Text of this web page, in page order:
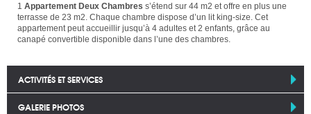
1 Appartement Deux Chambres s’étend sur 44 m2 et offre en plus une
terrasse de 23 m2. Chaque chambre dispose d’un lit king-size. Cet
appartement peut accueillir jusqu’à 4 adultes et 2 enfants, grâce au
canapé convertible disponible dans l’une des chambres.
ACTIVITÉS ET SERVICES
GALERIE PHOTOS